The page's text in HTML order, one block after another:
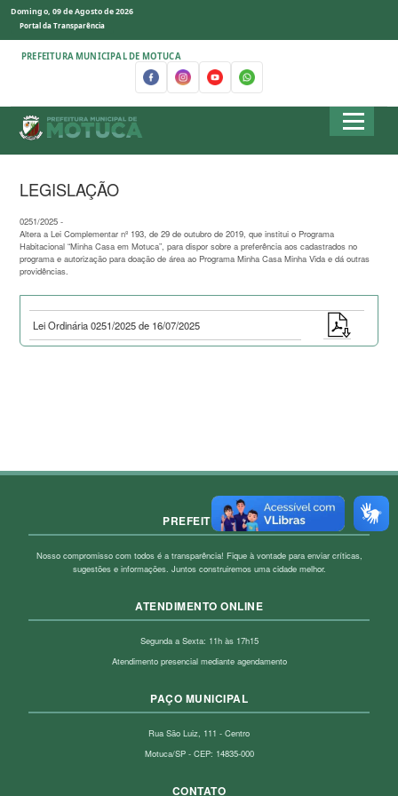
Domingo, 09 de Agosto de 2026
Portal da Transparência
PREFEITURA MUNICIPAL DE MOTUCA
LEGISLAÇÃO
0251/2025 -
Altera a Lei Complementar nº 193, de 29 de outubro de 2019, que institui o Programa
Habitacional “Minha Casa em Motuca”, para dispor sobre a preferência aos cadastrados no
programa e autorização para doação de área ao Programa Minha Casa Minha Vida e dá outras
providências.
Lei Ordinária 0251/2025 de 16/07/2025
PREFEITURA
Nosso compromisso com todos é a transparência! Fique à vontade para enviar críticas,
sugestões e informações. Juntos construiremos uma cidade melhor.
ATENDIMENTO ONLINE
Segunda a Sexta: 11h às 17h15
Atendimento presencial mediante agendamento
PAÇO MUNICIPAL
Rua São Luiz, 111 - Centro
Motuca/SP - CEP: 14835-000
CONTATO